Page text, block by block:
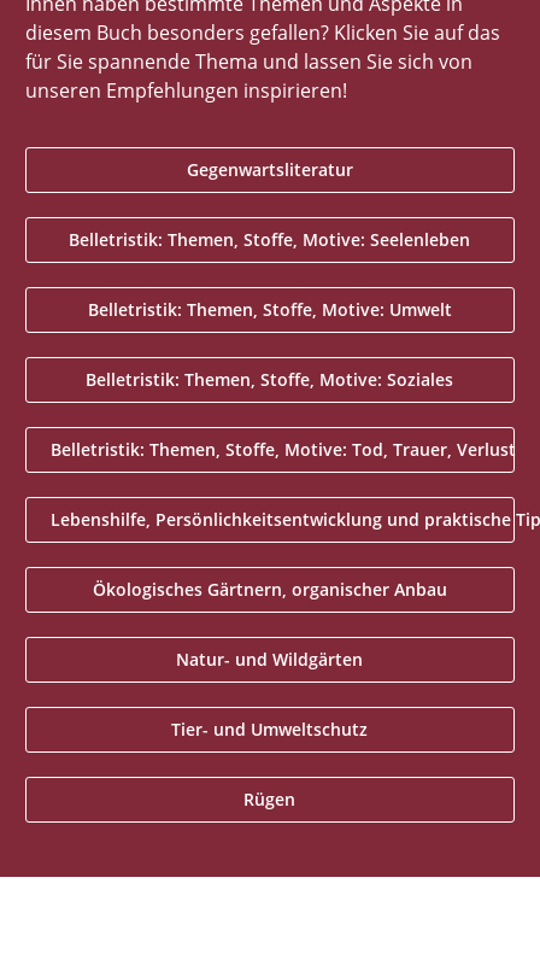
diesem Buch besonders gefallen? Klicken Sie auf das
für Sie spannende Thema und lassen Sie sich von
unseren Empfehlungen inspirieren!
Gegenwartsliteratur
Belletristik: Themen, Stoffe, Motive: Seelenleben
Belletristik: Themen, Stoffe, Motive: Umwelt
Belletristik: Themen, Stoffe, Motive: Soziales
Belletristik: Themen, Stoffe, Motive: Tod, Trauer, Verlust
Lebenshilfe, Persönlichkeitsentwicklung und praktische
Ökologisches Gärtnern, organischer Anbau
Natur- und Wildgärten
Tier- und Umweltschutz
Rügen